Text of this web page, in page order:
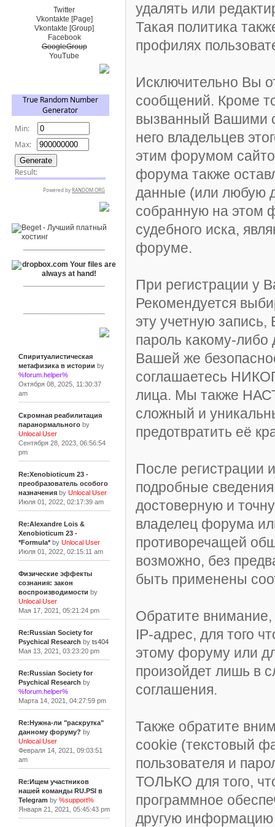
Twitter
Vkontakte [Page]
Vkontakte [Group]
Facebook
GoogleGroup
YouTube
Спиритуалистическая
метафизика в истории by
%forum.helper%
Октября 08, 2025, 11:30:37
am
Скромная реабилитация
паранормальногоby
Unlocal User
Сентября 28, 2023, 06:56:54
pm
Re:Xenobioticum 23 -
преобразователь особого
назначенияby Unlocal User
Июля 01, 2022, 02:17:39 am
Re:Alexandre Lois &
Xenobioticum 23 -
*Formula*by Unlocal User
Июля 01, 2022, 02:15:11 am
Физические эффекты
сознания: закон
воспроизводимости by
Unlocal User
Мая 17, 2021, 05:21:24 pm
Re:Russian Society for
Psychical Research by ts404
Мая 13, 2021, 03:23:20 pm
Re:Russian Society for
Psychical Research by
%forum.helper%
Марта 14, 2021, 04:27:59 pm
Re:Нужна-ли "раскрутка"
данному форуму? by
Unlocal User
Февраля 14, 2021, 09:03:51
am
Re:Ищем участников
нашей команды RU.PSI в
Telegram by %support%
Января 21, 2021, 05:45:43 pm
удалять или
Такая политика
профилях
Исключительно Вы
сообщений. Кроме
вызванный Вашими
него владельцев
этим форумом
форума также
данные (или любую
собранную на этом
судебного иска,
форуме.
При регистрации у
Рекомендуется
эту учетную
пароль какому-либо
Вашей же
соглашаетесь
лица. Мы также
сложный и
предотвратить её
После регистрации
подробные
достоверную и
владелец форума
противоречащей
возможно, без
быть применены
Обратите
IP-адрес, для того
этому форуму или
произойдет лишь в
соглашения.
Также обратите
cookie (текстовый
пользователя и
ТОЛЬКО для того,
программное
другую